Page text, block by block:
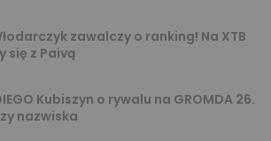
zawalczy o ranking! Na XTB
się z Paivą
Kubiszyn o rywalu na GROMDA 26.
nazwiska